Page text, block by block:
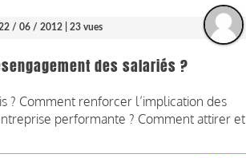
/ 06 / 2012 | 23 vues
des salariés ?
? Comment renforcer l’implication des
performante ? Comment attirer et